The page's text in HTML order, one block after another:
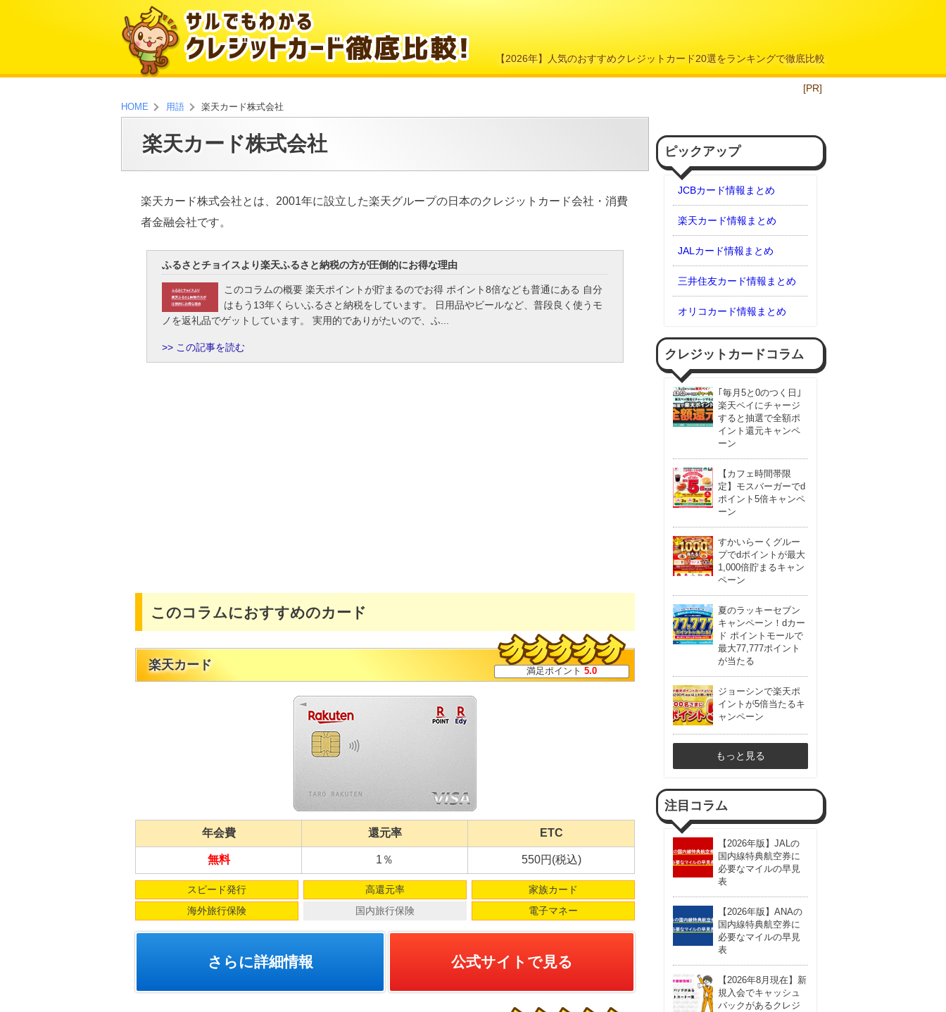
【2026年】人気のおすすめクレジットカード20選をランキングで徹底比較
[PR]
HOME 用語 楽天カード株式会社
楽天カード株式会社
楽天カード株式会社とは、2001年に設立した楽天グループの日本のクレジットカード会社・消費
者金融会社です。
ふるさとチョイスより楽天ふるさと納税の方が圧倒的にお得な理由
このコラムの概要 楽天ポイントが貯まるのでお得 ポイント8倍なども普通にある 自分
はもう13年くらいふるさと納税をしています。 日用品やビールなど、普段良く使うモ
ノを返礼品でゲットしています。 実用的でありがたいので、ふ...
この記事を読む
このコラムにおすすめのカード
楽天カード 満足ポイント 5.0
年会費 還元率 ETC
無料 1％ 550円(税込)
スピード発行 高還元率
家族カード
海外旅行保険
国内旅行保険 電子マネー
さらに詳細情報 公式サイトで見る
ピックアップ
JCBカード情報まとめ
楽天カード情報まとめ
JALカード情報まとめ
三井住友カード情報まとめ
オリコカード情報まとめ
クレジットカードコラム
｢毎月5と0のつく日｣
楽天ペイにチャージ
すると抽選で全額ポ
イント還元キャンペ
ーン
【カフェ時間帯限
定】モスバーガーでd
ポイント5倍キャンペ
ーン
すかいらーくグルー
プでdポイントが最大
1,000倍貯まるキャン
ペーン
夏のラッキーセブン
キャンペーン！dカー
ド ポイントモールで
最大77,777ポイント
が当たる
ジョーシンで楽天ポ
イントが5倍当たるキ
ャンペーン
もっと見る
注目コラム
【2026年版】JALの
国内線特典航空券に
必要なマイルの早見
表
【2026年版】ANAの
国内線特典航空券に
必要なマイルの早見
表
【2026年8月現在】新
規入会でキャッシュ
バックがあるクレジ